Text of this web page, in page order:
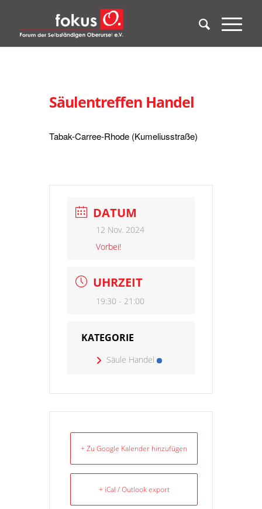
Säulentreffen Handel
Tabak-Carree-Rhode (Kumeliusstraße)
DATUM
12 Nov. 2024
Vorbei!
UHRZEIT
19:30 - 21:00
KATEGORIE
Säule Handel
+ Zu Google Kalender hinzufügen
+ iCal / Outlook export